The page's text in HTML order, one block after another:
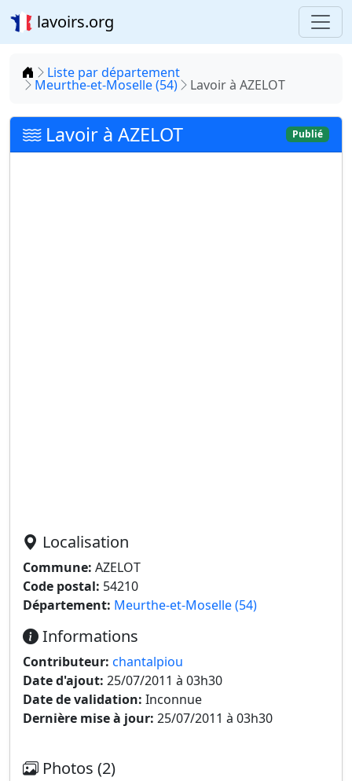
lavoirs.org
Accueil
Liste par département
Meurthe-et-Moselle (54) Lavoir à AZELOT
Lavoir à AZELOT Publié
Localisation
Commune: AZELOT
Code postal: 54210
Département: Meurthe-et-Moselle (54)
Informations
Contributeur: chantalpiou
Date d'ajout: 25/07/2011 à 03h30
Date de validation: Inconnue
Dernière mise à jour: 25/07/2011 à 03h30
Photos (2)